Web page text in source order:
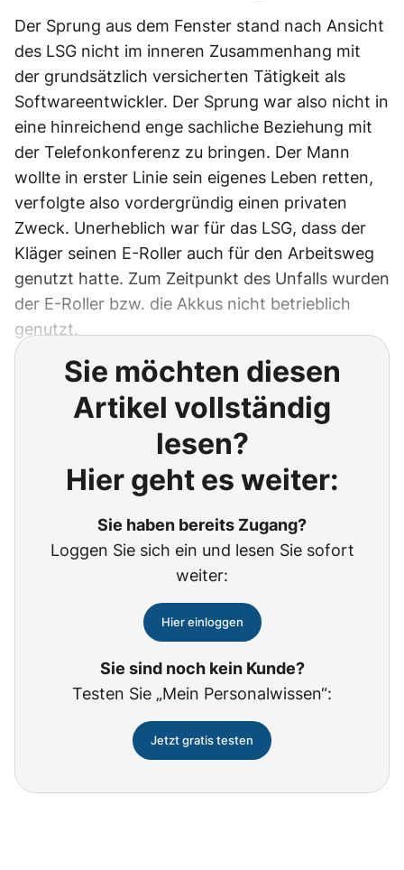
Der Sprung aus dem Fenster stand nach Ansicht
des LSG nicht im inneren Zusammenhang mit
der grundsätzlich versicherten Tätigkeit als
Softwareentwickler. Der Sprung war also nicht in
eine hinreichend enge sachliche Beziehung mit
der Telefonkonferenz zu bringen. Der Mann
wollte in erster Linie sein eigenes Leben retten,
verfolgte also vordergründig einen privaten
Zweck. Unerheblich war für das LSG, dass der
Kläger seinen E-Roller auch für den Arbeitsweg
genutzt hatte. Zum Zeitpunkt des Unfalls wurden
der E-Roller bzw. die Akkus nicht betrieblich
genutzt.
Sie möchten diesen
Artikel vollständig
lesen?
Hier geht es weiter:
Sie haben bereits Zugang?
Loggen Sie sich ein und lesen Sie sofort
weiter:
Hier einloggen
Sie sind noch kein Kunde?
Testen Sie „Mein Personalwissen“:
Jetzt gratis testen